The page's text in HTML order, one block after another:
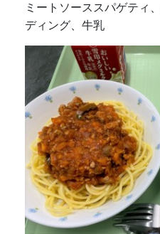
ミートソーススパゲティ
ディング、牛乳